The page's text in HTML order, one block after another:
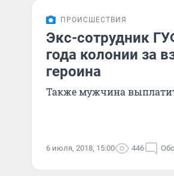
ПРОИСШЕСТВИЯ
Экс-сотрудник
года колонии за
героина
Также мужчина
6 июля, 2018, 15:00 446